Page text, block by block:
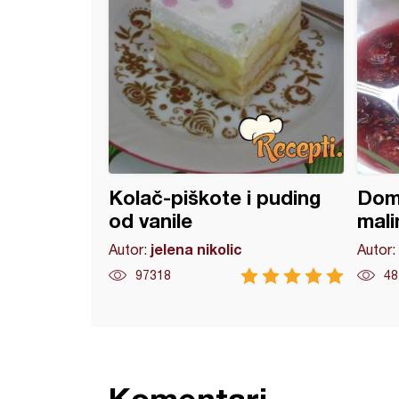
Kolač-piškote i puding
od vanile
Autor: jelena nikolic
97318
Autor: